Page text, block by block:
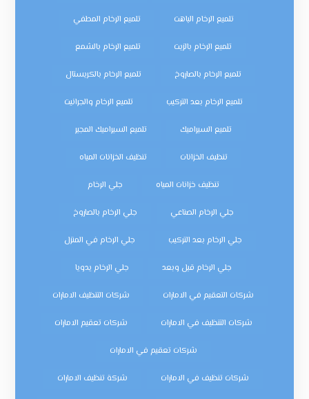
تلميع الرخام الباهت تلميع الرخام المطفي
تلميع الرخام بالزيت تلميع الرخام بالشمع
تلميع الرخام بالصاروخ تلميع الرخام بالكريستال
تلميع الرخام بعد التركيب تلميع الرخام والجرانيت
تلميع السيراميك تلميع السيراميك المجير
تنظيف الخزانات تنظيف الخزانات المياه
تنظيف خزانات المياه جلي الرخام
جلي الرخام الصناعي جلي الرخام بالصاروخ
جلي الرخام بعد التركيب جلي الرخام في المنزل
جلي الرخام قبل وبعد جلي الرخام يدويا
شركات التعقيم في الامارات شركات التنظيف الامارات
شركات التنظيف في الامارات شركات تعقيم الامارات
شركات تعقيم في الامارات
شركات تنظيف في الامارات شركة تنظيف الامارات